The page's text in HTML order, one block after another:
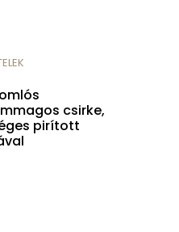
csirke,
pirított